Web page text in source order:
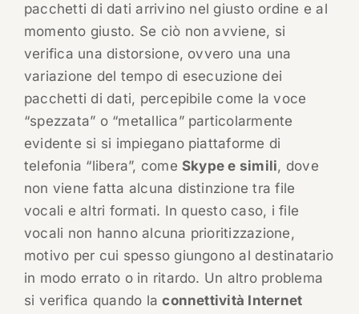
pacchetti di dati arrivino nel giusto ordine e al
momento giusto. Se ciò non avviene, si
verifica una distorsione, ovvero una una
variazione del tempo di esecuzione dei
pacchetti di dati, percepibile come la voce
“spezzata” o “metallica” particolarmente
evidente si si impiegano piattaforme di
telefonia “libera”, come Skype e simili, dove
non viene fatta alcuna distinzione tra file
vocali e altri formati. In questo caso, i file
vocali non hanno alcuna prioritizzazione,
motivo per cui spesso giungono al destinatario
in modo errato o in ritardo. Un altro problema
si verifica quando laconnettività Internet